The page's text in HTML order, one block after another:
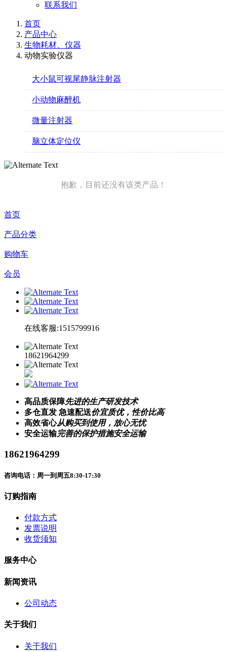
联系我们
首页
产品中心
生物耗材、仪器
动物实验仪器
大小鼠可视尾静脉注射器
小动物麻醉机
微量注射器
脑立体定位仪
抱歉，目前还没有该类产品！
首页
产品分类
购物车
会员
在线客服:1515799916
18621964299
高品质保障先进的生产研发技术
多仓直发 急速配送价宜质优，性价比高
高效省心从购买到使用，放心无忧
安全运输完善的保护措施安全运输
18621964299
咨询电话：周一到周五8:30-17:30
订购指南
付款方式
发票说明
收货须知
服务中心
新闻资讯
公司动态
关于我们
关于我们